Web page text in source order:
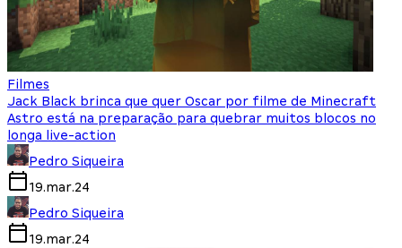
Filmes
Jack Black brinca que quer Oscar por filme de Minecraft
Astro está na preparação para quebrar muitos blocos no
longa live-action
Pedro Siqueira
19.mar.24
Pedro Siqueira
19.mar.24